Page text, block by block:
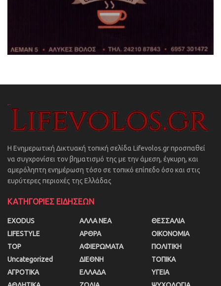
Η Ενημερωτική Δικτυακή τοπική σελίδα Lifevolos.gr προσπαθεί
να συγχρονίσει τον βηματισμό της με την άμεση, έγκυρη, και
αμερόληπτη ενημέρωση τόσο σε τοπικό επίπεδο όσο και στις
ευρύτερες περιοχές της Ελλάδας
ΚΑΤΗΓΟΡΙΕΣ ΕΙΔΗΣΕΩΝ
EXODUS
LIFESTYLE
TOP
Uncategorized
ΑΓΡΟΤΙΚΑ
ΑΛΛΑ ΝΕΑ
ΑΡΘΡΑ
ΑΦΙΕΡΩΜΑΤΑ
ΔΙΕΘΝΗ
ΕΛΛΑΔΑ
ΘΕΣΣΑΛΙΑ
ΟΙΚΟΝΟΜΙΑ
ΠΟΛΙΤΙΚΗ
ΤΟΠΙΚΑ
ΥΓΕΙΑ